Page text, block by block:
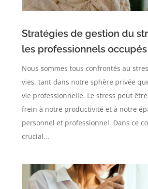
Stratégies de gestion du
les professionnels occupés
Nous sommes tous confrontés au
vies, tant dans notre sphère privée
vie professionnelle. Le stress peut
frein à notre productivité et à notre
personnel et professionnel. Dans ce
crucial...